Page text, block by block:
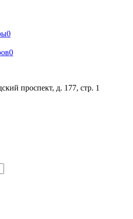
0
0
проспект, д. 177, стр. 1